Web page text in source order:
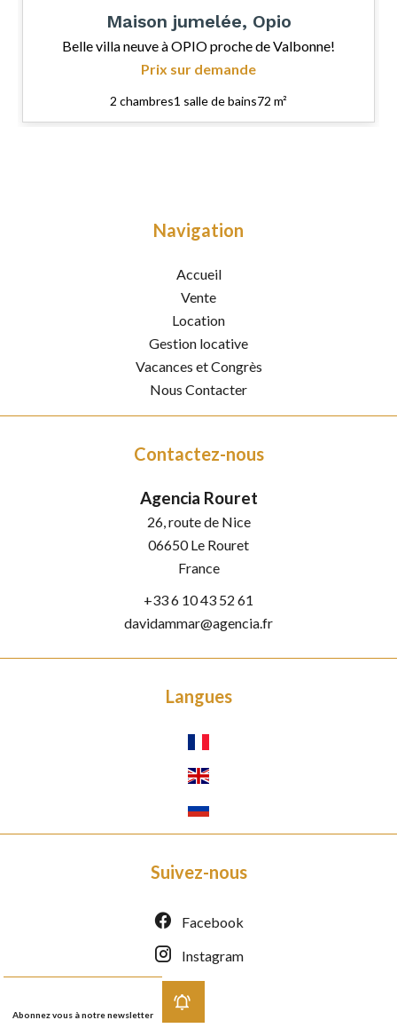
Maison jumelée, Opio
Belle villa neuve à OPIO proche de Valbonne!
Prix sur demande
2 chambres1 salle de bains72 m²
Navigation
Accueil
Vente
Location
Gestion locative
Vacances et Congrès
Nous Contacter
Contactez-nous
Agencia Rouret
26, route de Nice
06650Le Rouret
France
+33 6 10 43 52 61
davidammar@agencia.fr
Langues
Suivez-nous
Facebook
Instagram
Abonnez vous à notre newsletter